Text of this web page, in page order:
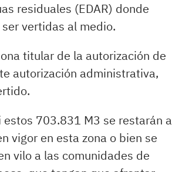
residuales (EDAR) donde
vertidas al medio.
titular de la autorización de
autorización administrativa,
estos 703.831 M3 se restarán a
vigor en esta zona o bien se
vilo a las comunidades de